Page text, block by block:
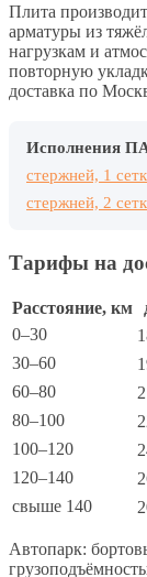
Плита
арматуры из
нагрузкам и
повторную
доставка по
Исполнения
стержней, 1
стержней, 2
Тарифы на
Расстояние, км
0–30
30–60
60–80
80–100
100–120
120–140
свыше 140
Автопарк: